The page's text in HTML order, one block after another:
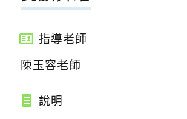
指導老師
陳玉容老師
說明